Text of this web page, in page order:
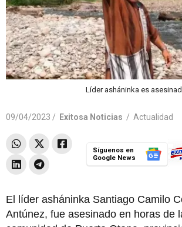
Líder asháninka es
09/04/2023 / Exitosa Noticias / Actualidad
Síguenos en
Google News
El líder asháninka Santiago Camilo
Antúnez, fue asesinado en horas de